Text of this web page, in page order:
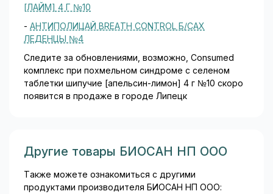
[ЛАЙМ] 4 Г №10
- АНТИПОЛИЦАЙ BREATH CONTROL Б/САХ
ЛЕДЕНЦЫ №4
Следите за обновлениями, возможно, Consumed
комплекс при похмельном синдроме с селеном
таблетки шипучие [апельсин-лимон] 4 г №10 скоро
появится в продаже в городе Липецк
Другие товары БИОСАН НП ООО
Также можете ознакомиться с другими
продуктами производителя БИОСАН НП ООО: